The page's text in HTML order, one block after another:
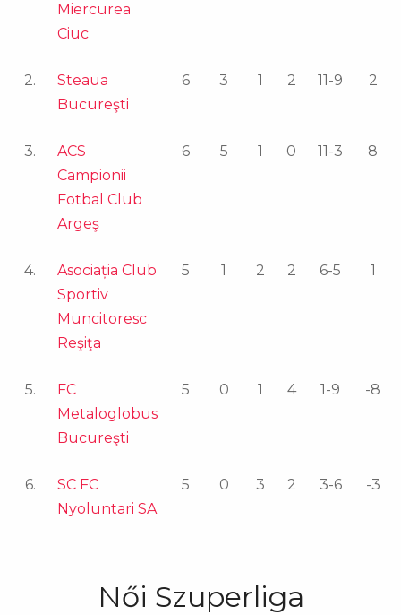
Miercurea
Ciuc
2.
Steaua
Bucureşti
6 3 1 2 11-9 2
3.
ACS
Campionii
Fotbal Club
Argeş
6 5 1 0 11-3 8
4.
Asociația Club
Sportiv
Muncitoresc
Reşiţa
5 1 2 2 6-5 1
5.
FC
Metaloglobus
Bucureşti
5 0 1 4 1-9 -8
6.
SC FC
Nyoluntari SA
5 0 3 2 3-6 -3
Női Szuperliga